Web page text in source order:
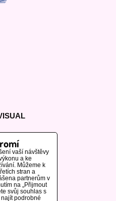
vaší návštěvy
a ke
Můžeme k
stran a
partnerům v
na „Přijmout
svůj souhlas s
podrobné